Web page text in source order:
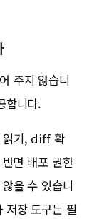
주지 않습니
합니다.
읽기, diff 확
면 배포 권한
을 수 있습니
저장 도구는 필